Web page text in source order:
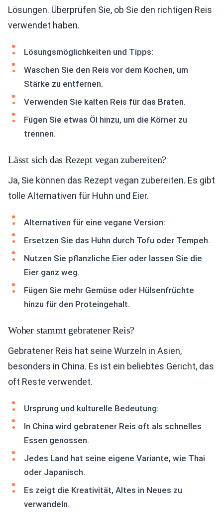
Lösungen. Überprüfen Sie, ob Sie den richtigen Reis
verwendet haben.
Lösungsmöglichkeiten und Tipps:
Waschen Sie den Reis vor dem Kochen, um
Stärke zu entfernen.
Verwenden Sie kalten Reis für das Braten.
Fügen Sie etwas Öl hinzu, um die Körner zu
trennen.
Lässt sich das Rezept vegan zubereiten?
Ja, Sie können das Rezept vegan zubereiten. Es gibt
tolle Alternativen für Huhn und Eier.
Alternativen für eine vegane Version:
Ersetzen Sie das Huhn durch Tofu oder Tempeh.
Nutzen Sie pflanzliche Eier oder lassen Sie die
Eier ganz weg.
Fügen Sie mehr Gemüse oder Hülsenfrüchte
hinzu für den Proteingehalt.
Woher stammt gebratener Reis?
Gebratener Reis hat seine Wurzeln in Asien,
besonders in China. Es ist ein beliebtes Gericht, das
oft Reste verwendet.
Ursprung und kulturelle Bedeutung:
In China wird gebratener Reis oft als schnelles
Essen genossen.
Jedes Land hat seine eigene Variante, wie Thai
oder Japanisch.
Es zeigt die Kreativität, Altes in Neues zu
verwandeln.